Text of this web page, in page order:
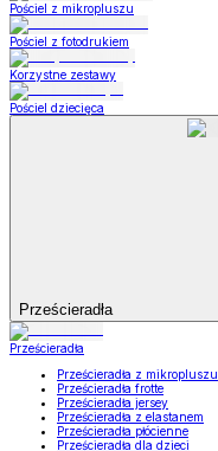
Pościel z mikropluszu
Pościel z fotodrukiem
Korzystne zestawy
Pościel dziecięca
Prześcieradła
Prześcieradła
Prześcieradła z mikropluszu
Prześcieradła frotte
Prześcieradła jersey
Prześcieradła z elastanem
Prześcieradła płócienne
Prześcieradła dla dzieci